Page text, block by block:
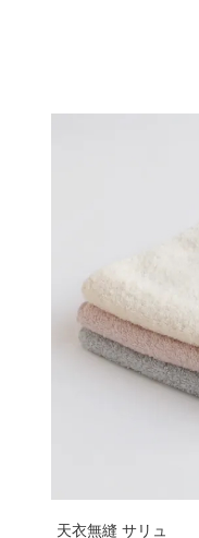
天衣無縫 サリュ